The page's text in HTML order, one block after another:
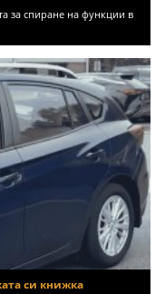
за спиране на функции в
си книжка